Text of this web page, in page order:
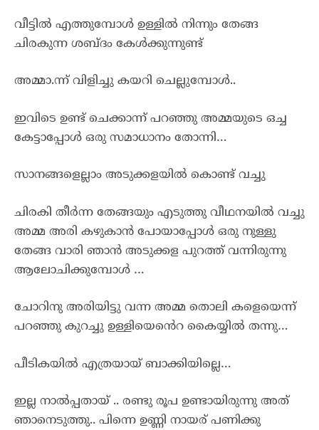
വീട്ടിൽ എത്തുമ്പോൾ ഉള്ളിൽ നിന്നും തേങ്ങ
ചിരകുന്ന ശബ്ദം കേൾക്കുന്നുണ്ട്
അമ്മാ.ന്ന് വിളിച്ചു കയറി ചെല്ലുമ്പോൾ..
ഇവിടെ ഉണ്ട് ചെക്കാന്ന് പറഞ്ഞു അമ്മയുടെ ഒച്ച
കേട്ടാപ്പോൾ ഒരു സമാധാനം തോന്നി…
സാനങ്ങളെല്ലാം അടുക്കളയിൽ കൊണ്ട് വച്ചു
ചിരകി തീർന്ന തേങ്ങയും എടുത്തു വീഥനയിൽ വച്ചു
അമ്മ അരി കഴുകാൻ പോയാപ്പോൾ ഒരു നുള്ളു
തേങ്ങ വാരി ഞാൻ അടുക്കള പുറത്ത് വന്നിരുന്നു
ആലോചിക്കുമ്പോൾ …
ചോറിനു അരിയിട്ടു വന്ന അമ്മ തൊലി കളെയെന്ന്
പറഞ്ഞു കുറച്ചു ഉള്ളിയെൻെറ കൈയ്യിൽ തന്നു…
പീടികയിൽ എത്രയായ് ബാക്കിയില്ലെ…
ഇല്ല നാൽപ്പതായ് .. രണ്ടു രൂപ ഉണ്ടായിരുന്നു അത്
ഞാനെടുത്തു.. പിന്നെ ഉണ്ണി നായര് പണിക്കു